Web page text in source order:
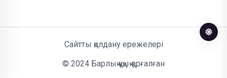
Сайтты қолдану ережелері
© 2024 Барлық құқық қорғалған